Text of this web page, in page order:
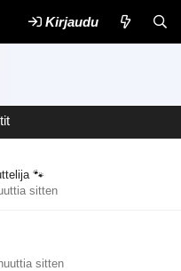
Kirjaudu
🐾
sitten
sitten